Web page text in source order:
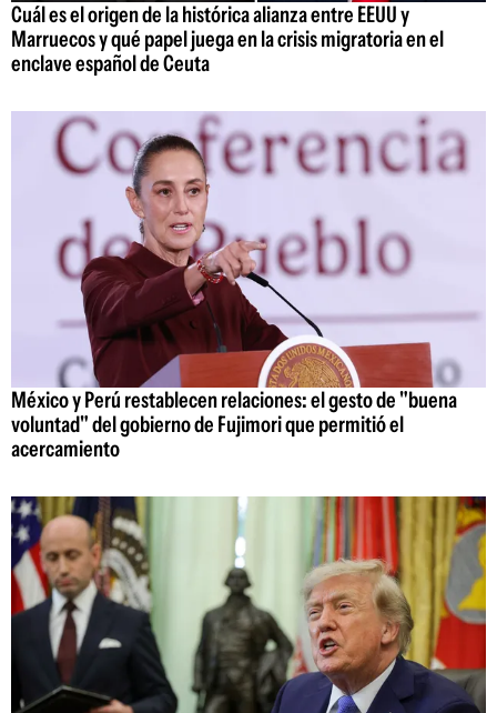
Cuál es el origen de la histórica alianza entre EEUU y
Marruecos y qué papel juega en la crisis migratoria en el
enclave español de Ceuta
México y Perú restablecen relaciones: el gesto de "buena
voluntad" del gobierno de Fujimori que permitió el
acercamiento